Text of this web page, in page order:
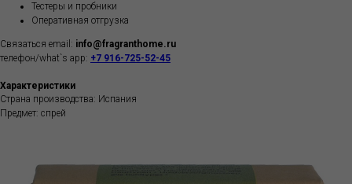
Тестеры и пробники
Оперативная отгрузка
Связаться email: info@fragranthome.ru
телефон/what`s app: +7 916-725-52-45
Характеристики
Страна производства: Испания
Предмет: спрей